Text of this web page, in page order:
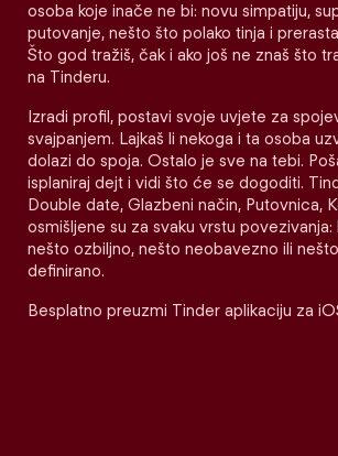
osoba koje inače ne bi: novu simpatiju,
putovanje, nešto što polako tinja i
Što god tražiš, čak i ako još ne znaš što
na Tinderu.
Izradi profil, postavi svoje uvjete za
svajpanjem. Lajkaš li nekoga i ta osoba
dolazi do spoja. Ostalo je sve na tebi.
isplaniraj dejt i vidi što će se dogoditi.
Double date, Glazbeni način, Putovnica,
osmišljene su za svaku vrstu povezivanja:
nešto ozbiljno, nešto neobavezno ili
definirano.
Besplatno preuzmi Tinder aplikaciju za